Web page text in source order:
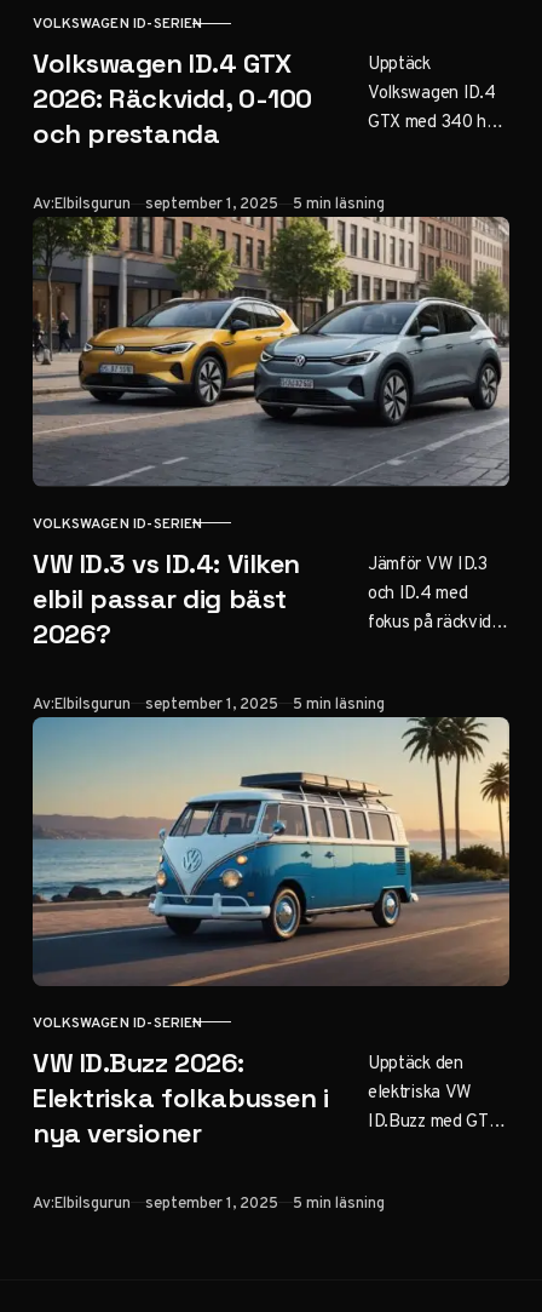
KATEGORI
VOLKSWAGEN ID-SERIEN
Volkswagen ID.4 GTX
2026: Räckvidd, 0-100
och prestanda
Upptäck
Volkswagen ID.4
GTX med 340 hk,
520 km räckvidd
och fyrhjulsdrift.
Allt om den
sportiga elsuven
inför 2026.
Av:Elbilsgurun Publicerad
september 1, 2025 5 min läsning
KATEGORI
VOLKSWAGEN ID-SERIEN
VW ID.3 vs ID.4: Vilken
elbil passar dig bäst
2026?
Jämför VW ID.3
och ID.4 med
fokus på räckvidd,
skillnader.
Hatchback eller
SUV? Hitta rätt
elbilsval utifrån
dina behov.
Av:Elbilsgurun Publicerad
september 1, 2025 5 min läsning
KATEGORI
VOLKSWAGEN ID-SERIEN
VW ID.Buzz 2026:
Elektriska folkabussen i
nya versioner
Upptäck den
elektriska VW
ID.Buzz med GTX-
självkörande
Av:Elbilsgurun Publicerad
september 1, 2025 5 min läsning